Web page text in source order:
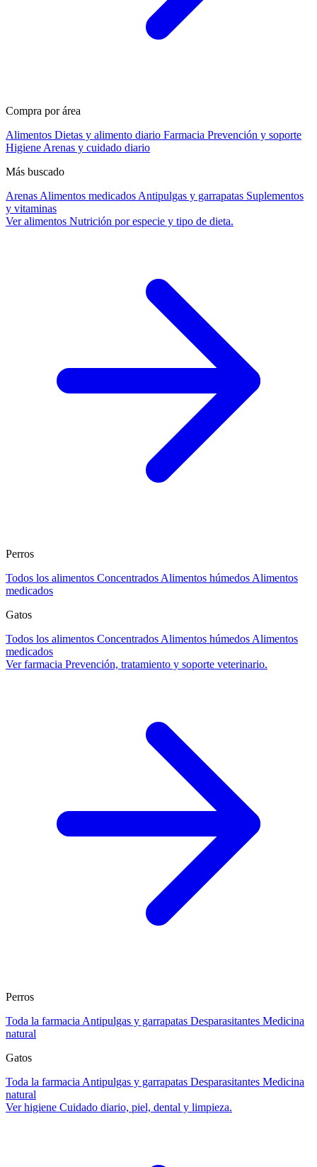
Compra por área
Alimentos Dietas y alimento diario Farmacia Prevención y soporte
Higiene Arenas y cuidado diario
Más buscado
Arenas Alimentos medicados Antipulgas y garrapatas Suplementos
y vitaminas
Ver alimentos Nutrición por especie y tipo de dieta.
Perros
Todos los alimentos Concentrados Alimentos húmedos Alimentos
medicados
Gatos
Todos los alimentos Concentrados Alimentos húmedos Alimentos
medicados
Ver farmacia Prevención, tratamiento y soporte veterinario.
Perros
Toda la farmacia Antipulgas y garrapatas Desparasitantes Medicina
natural
Gatos
Toda la farmacia Antipulgas y garrapatas Desparasitantes Medicina
natural
Ver higiene Cuidado diario, piel, dental y limpieza.